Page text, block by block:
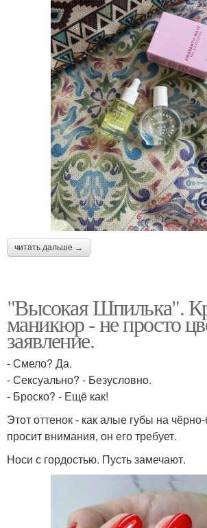
читать дальше →
"Высокая Шпилька".
маникюр - не просто
заявление.
- Смело? Да.
- Сексуально? - Безусловно.
- Броско? - Ещё как!
Этот оттенок - как алые губы на
просит внимания, он его требует.
Носи с гордостью. Пусть замечают.